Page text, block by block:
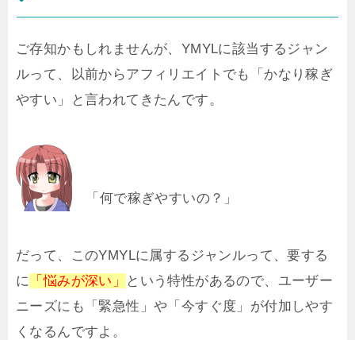
ご存知かもしれませんが、YMYLに該当するジャン
ルって、以前からアフィリエイトでも「かなり稼ぎ
やすい」と言われてきたんです。
「何で稼ぎやすいの？」
だって、このYMYLに属するジャンルって、要する
に
「悩みが深い」
という特性があるので、ユーザー
ニーズにも「緊急性」や「今すぐ度」が付加しやす
くなるんですよ。